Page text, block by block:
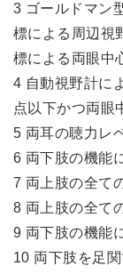
3 ゴールドマン
標による周辺視
標による両眼中
4 自動視野計に
点以下かつ両眼
5 両耳の聴力レ
6 両下肢の機能
7 両上肢の全て
8 両上肢の全て
9 両下肢の機能
10 両下肢を足